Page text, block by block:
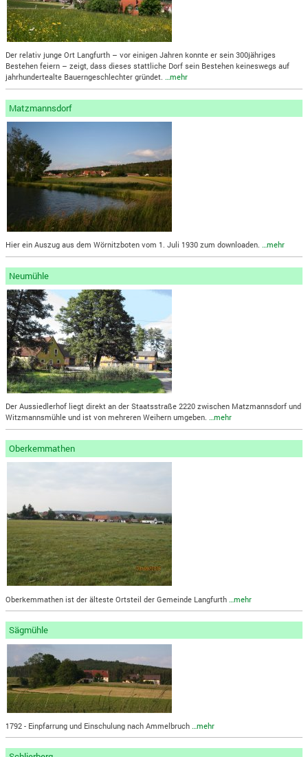
Der relativ junge Ort Langfurth – vor einigen Jahren konnte er sein 300jähriges
Bestehen feiern – zeigt, dass dieses stattliche Dorf sein Bestehen keineswegs auf
jahrhundertealte Bauerngeschlechter gründet.…mehr
Matzmannsdorf
Hier ein Auszug aus dem Wörnitzboten vom 1. Juli 1930 zum downloaden.…mehr
Neumühle
Der Aussiedlerhof liegt direkt an der Staatsstraße 2220 zwischen Matzmannsdorf und
Witzmannsmühle und ist von mehreren Weihern umgeben.…mehr
Oberkemmathen
Oberkemmathen ist der älteste Ortsteil der Gemeinde Langfurth …mehr
Sägmühle
1792 - Einpfarrung und Einschulung nach Ammelbruch …mehr